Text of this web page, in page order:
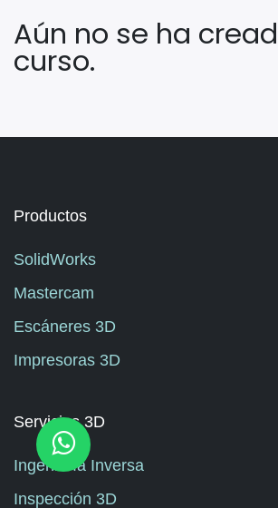
Aún no se ha
curso.
Productos
SolidWorks
Mastercam
Escáneres 3D
Impresoras 3D
Servicios 3D
Ingeniería Inversa
Inspección 3D